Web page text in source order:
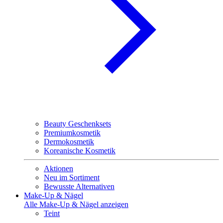
Beauty Geschenksets
Premiumkosmetik
Dermokosmetik
Koreanische Kosmetik
Aktionen
Neu im Sortiment
Bewusste Alternativen
Make-Up & Nägel
Alle Make-Up & Nägel anzeigen
Teint